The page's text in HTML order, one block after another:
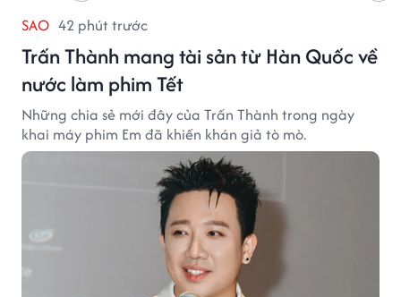
SAO 42 phút trước
Trấn Thành mang tài sản từ Hàn Quốc về
nước làm phim Tết
Những chia sẻ mới đây của Trấn Thành trong ngày
khai máy phim Em đã khiến khán giả tò mò.